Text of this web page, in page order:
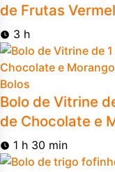
de Frutas
3 h
Bolos
Bolo de Vitrine
de Chocolate e
1 h 30 min